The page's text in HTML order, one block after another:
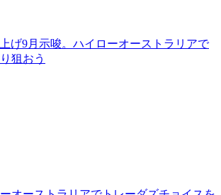
げ9月示唆。ハイローオーストラリアで
狙おう